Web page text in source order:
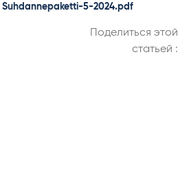
Suhdannepaketti-5-2024.pdf
Поделиться этой
статьей :